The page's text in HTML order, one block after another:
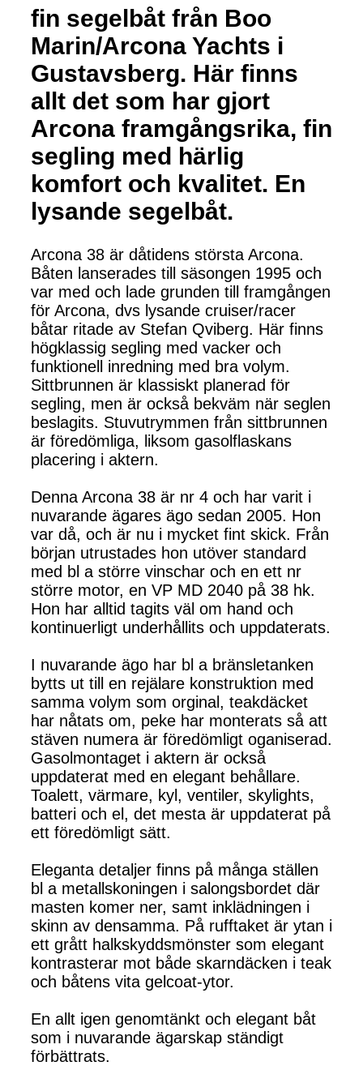
fin segelbåt från Boo
Marin/Arcona Yachts i
Gustavsberg. Här finns
allt det som har gjort
Arcona framgångsrika, fin
segling med härlig
komfort och kvalitet. En
lysande segelbåt.
Arcona 38 är dåtidens största Arcona.
Båten lanserades till säsongen 1995 och
var med och lade grunden till framgången
för Arcona, dvs lysande cruiser/racer
båtar ritade av Stefan Qviberg. Här finns
högklassig segling med vacker och
funktionell inredning med bra volym.
Sittbrunnen är klassiskt planerad för
segling, men är också bekväm när seglen
beslagits. Stuvutrymmen från sittbrunnen
är föredömliga, liksom gasolflaskans
placering i aktern.
Denna Arcona 38 är nr 4 och har varit i
nuvarande ägares ägo sedan 2005. Hon
var då, och är nu i mycket fint skick. Från
början utrustades hon utöver standard
med bl a större vinschar och en ett nr
större motor, en VP MD 2040 på 38 hk.
Hon har alltid tagits väl om hand och
kontinuerligt underhållits och uppdaterats.
I nuvarande ägo har bl a bränsletanken
bytts ut till en rejälare konstruktion med
samma volym som orginal, teakdäcket
har nåtats om, peke har monterats så att
stäven numera är föredömligt oganiserad.
Gasolmontaget i aktern är också
uppdaterat med en elegant behållare.
Toalett, värmare, kyl, ventiler, skylights,
batteri och el, det mesta är uppdaterat på
ett föredömligt sätt.
Eleganta detaljer finns på många ställen
bl a metallskoningen i salongsbordet där
masten komer ner, samt inklädningen i
skinn av densamma. På rufftaket är ytan i
ett grått halkskyddsmönster som elegant
kontrasterar mot både skarndäcken i teak
och båtens vita gelcoat-ytor.
En allt igen genomtänkt och elegant båt
som i nuvarande ägarskap ständigt
förbättrats.